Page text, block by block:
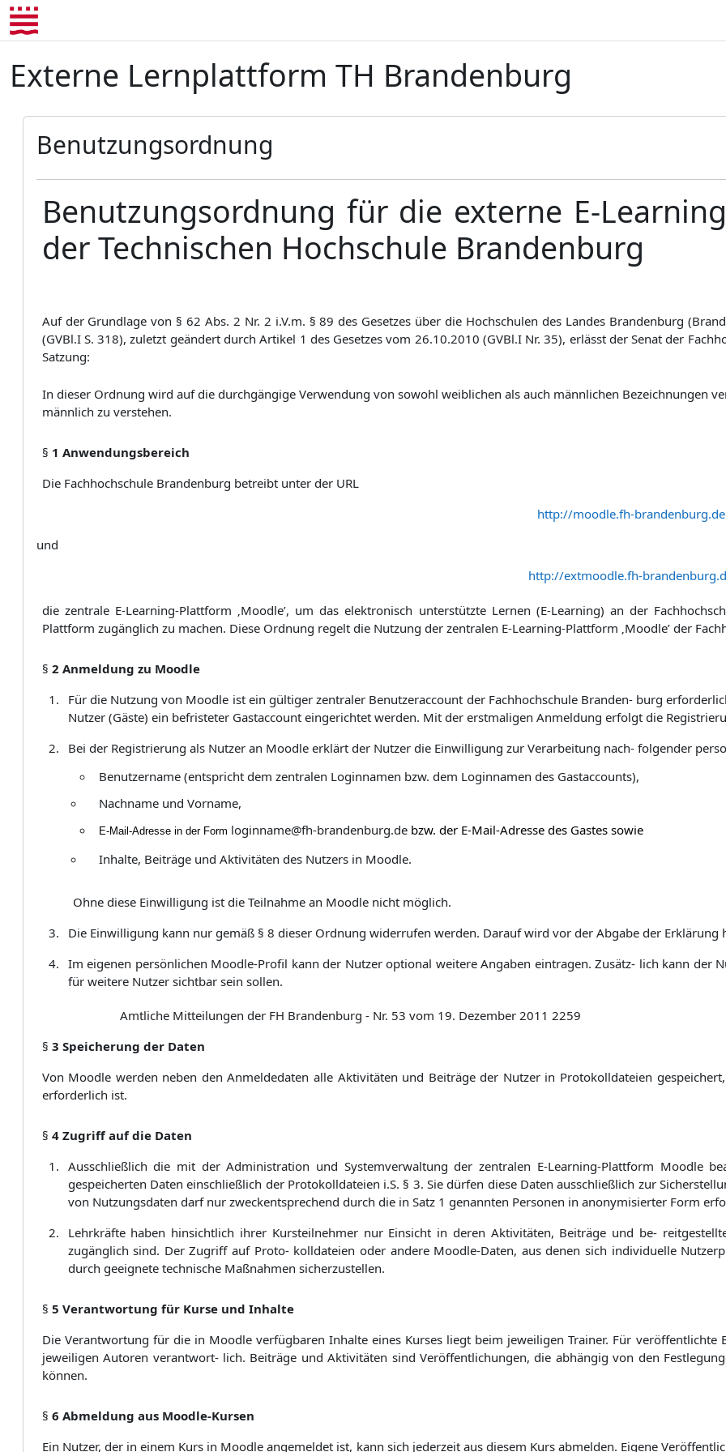
Zum Hauptinhalt
Externe Lernplattform TH Brandenburg
Benutzungsordnung
Benutzungsordnung für die externe E-
der Technischen Hochschule Brandenburg
Auf der Grundlage von § 62 Abs. 2 Nr. 2 i.V.m. § 89 des Gesetzes über die Hochschulen des Landes Brandenburg
(GVBl.I S. 318), zuletzt geändert durch Artikel 1 des Gesetzes vom 26.10.2010 (GVBl.I Nr. 35), erlässt der Senat der
Satzung:
In dieser Ordnung wird auf die durchgängige Verwendung von sowohl weiblichen als auch männlichen Bezeichnungen
männlich zu verstehen.
§ 1 Anwendungsbereich
Die Fachhochschule Brandenburg betreibt unter der URL
http://moodle.fh-brandenburg.de
und
http://extmoodle.fh-
die zentrale E-Learning-Plattform ‚Moodle’, um das elektronisch unterstützte Lernen (E-Learning) an der
Plattform zugänglich zu machen. Diese Ordnung regelt die Nutzung der zentralen E-Learning-Plattform ‚Moodle’ der
§ 2 Anmeldung zu Moodle
Für die Nutzung von Moodle ist ein gültiger zentraler Benutzeraccount der Fachhochschule Branden- burg
Nutzer (Gäste) ein befristeter Gastaccount eingerichtet werden. Mit der erstmaligen Anmeldung erfolgt die
Bei der Registrierung als Nutzer an Moodle erklärt der Nutzer die Einwilligung zur Verarbeitung nach- folgender
Benutzername (entspricht dem zentralen Loginnamen bzw. dem Loginnamen des Gastaccounts),
Nachname und Vorname,
E-Mail-Adresse in der Form loginname@fh-brandenburg.de bzw. der E-Mail-Adresse des Gastes sowie
Inhalte, Beiträge und Aktivitäten des Nutzers in Moodle.
Ohne diese Einwilligung ist die Teilnahme an Moodle nicht möglich.
Die Einwilligung kann nur gemäß § 8 dieser Ordnung widerrufen werden. Darauf wird vor der Abgabe der Erklärung
Im eigenen persönlichen Moodle-Profil kann der Nutzer optional weitere Angaben eintragen. Zusätz- lich kann der
für weitere Nutzer sichtbar sein sollen.
Amtliche Mitteilungen der FH Brandenburg - Nr. 53 vom 19. Dezember 2011 2259
§ 3 Speicherung der Daten
Von Moodle werden neben den Anmeldedaten alle Aktivitäten und Beiträge der Nutzer in Protokolldateien
erforderlich ist.
§ 4 Zugriff auf die Daten
Ausschließlich die mit der Administration und Systemverwaltung der zentralen E-Learning-Plattform Moodle
gespeicherten Daten einschließlich der Protokolldateien i.S. § 3. Sie dürfen diese Daten ausschließlich zur
von Nutzungsdaten darf nur zweckentsprechend durch die in Satz 1 genannten Personen in anonymisierter Form
Lehrkräfte haben hinsichtlich ihrer Kursteilnehmer nur Einsicht in deren Aktivitäten, Beiträge und be-
zugänglich sind. Der Zugriff auf Proto- kolldateien oder andere Moodle-Daten, aus denen sich individuelle
durch geeignete technische Maßnahmen sicherzustellen.
§ 5 Verantwortung für Kurse und Inhalte
Die Verantwortung für die in Moodle verfügbaren Inhalte eines Kurses liegt beim jeweiligen Trainer. Für
jeweiligen Autoren verantwort- lich. Beiträge und Aktivitäten sind Veröffentlichungen, die abhängig von den
können.
§ 6 Abmeldung aus Moodle-Kursen
Ein Nutzer, der in einem Kurs in Moodle angemeldet ist, kann sich jederzeit aus diesem Kurs abmelden. Eigene